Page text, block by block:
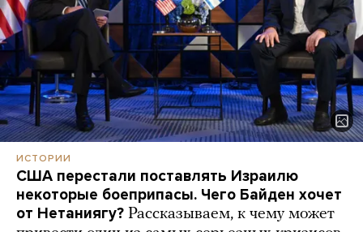
ИСТОРИИ
США перестали поставлять Израилю
некоторые боеприпасы. Чего Байден хочет
от Нетаниягу? Рассказываем, к чему может